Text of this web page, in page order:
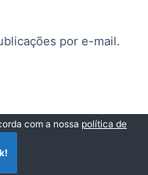
por e-mail.
com a nossa política de